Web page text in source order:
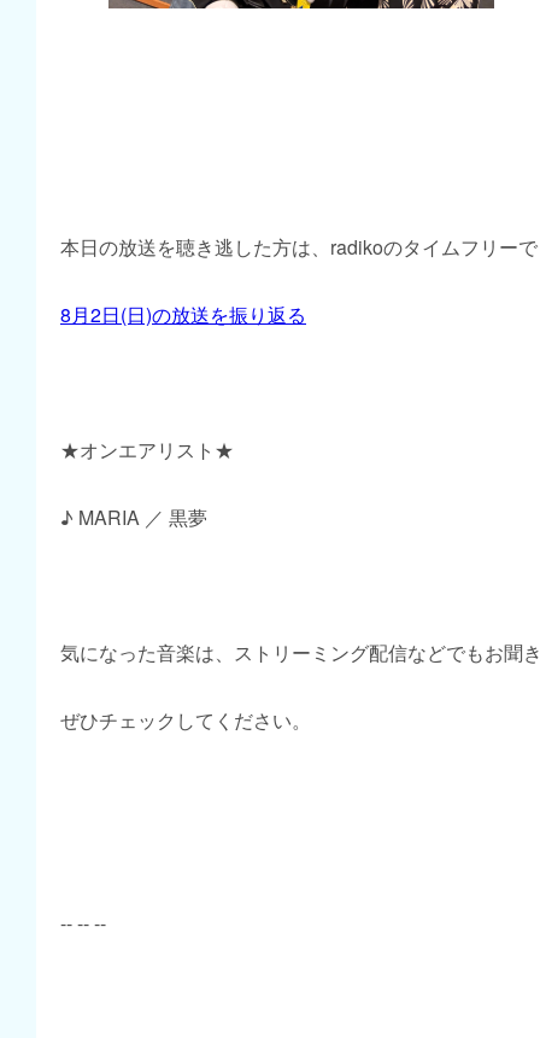
本日の放送を聴き逃した方は、radikoのタイムフリー
8月2日(日)の放送を振り返る
★オンエアリスト★
♪ MARIA ／ 黒夢
気になった音楽は、ストリーミング配信などでもお聞
ぜひチェックしてください。
-- -- --